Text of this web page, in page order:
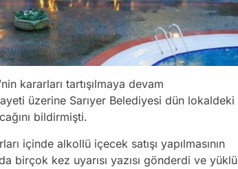
kararları tartışılmaya devam
üzerine Sarıyer Belediyesi dün lokaldeki
bildirmişti.
içinde alkollü içecek satışı yapılmasının
birçok kez uyarısı yazısı gönderdi ve yüklü